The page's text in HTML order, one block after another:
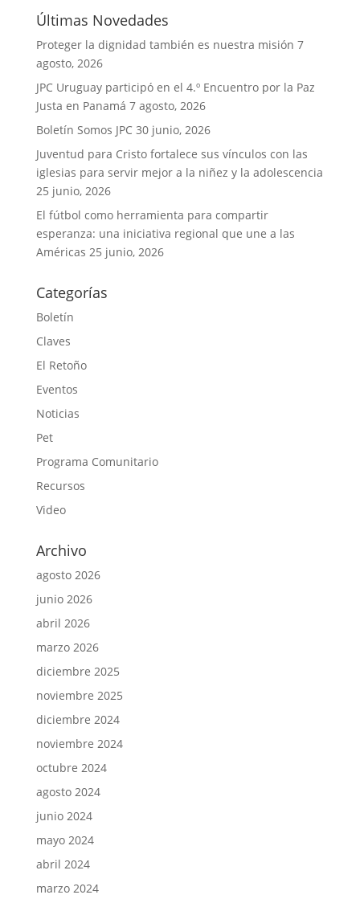
Últimas Novedades
Proteger la dignidad también es nuestra misión 7
agosto, 2026
JPC Uruguay participó en el 4.º Encuentro por la Paz
Justa en Panamá 7 agosto, 2026
Boletín Somos JPC 30 junio, 2026
Juventud para Cristo fortalece sus vínculos con las
iglesias para servir mejor a la niñez y la adolescencia
25 junio, 2026
El fútbol como herramienta para compartir
esperanza: una iniciativa regional que une a las
Américas 25 junio, 2026
Categorías
Boletín
Claves
El Retoño
Eventos
Noticias
Pet
Programa Comunitario
Recursos
Video
Archivo
agosto 2026
junio 2026
abril 2026
marzo 2026
diciembre 2025
noviembre 2025
diciembre 2024
noviembre 2024
octubre 2024
agosto 2024
junio 2024
mayo 2024
abril 2024
marzo 2024